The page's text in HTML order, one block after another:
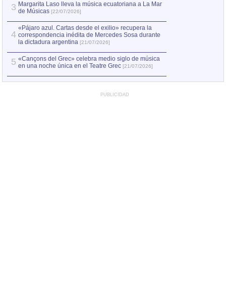
3 Margarita Laso lleva la música ecuatoriana a La Mar
de Músicas [22/07/2026]
4
«Pájaro azul. Cartas desde el exilio» recupera la
correspondencia inédita de Mercedes Sosa durante
la dictadura argentina [21/07/2026]
5 «Cançons del Grec» celebra medio siglo de música
en una noche única en el Teatre Grec [21/07/2026]
PUBLICIDAD